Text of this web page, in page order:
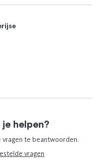
je helpen?
vragen te beantwoorden.
vragen